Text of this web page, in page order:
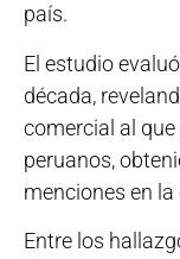
país.
El estudio
década,
comercial al
peruanos,
menciones en
Entre los